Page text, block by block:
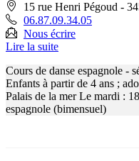
15 rue Henri Pégoud -
06.87.09.34.05
Nous écrire
Lire la suite
Cours de danse espagnole -
Enfants à partir de 4 ans ;
Palais de la mer Le mardi :
espagnole (bimensuel)